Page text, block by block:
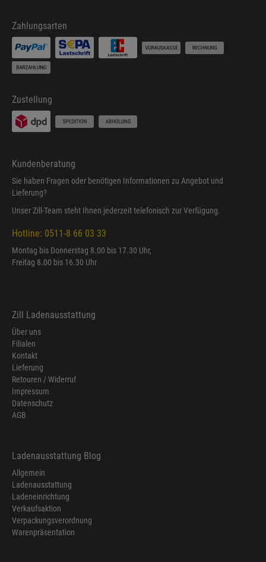
Zahlungsarten
Zustellung
Kundenberatung
Sie haben Fragen oder benötigen Informationen zu Angebot und
Lieferung?
Unser Zill-Team steht Ihnen jederzeit telefonisch zur Verfügung.
Hotline: 0511-8 66 03 33
Montag bis Donnerstag 8.00 bis 17.30 Uhr,
Freitag 8.00 bis 16.30 Uhr
Zill Ladenausstattung
Über uns
Filialen
Kontakt
Lieferung
Retouren / Widerruf
Impressum
Datenschutz
AGB
Ladenausstattung Blog
Allgemein
Ladenausstattung
Ladeneinrichtung
Verkaufsaktion
Verpackungsverordnung
Warenpräsentation